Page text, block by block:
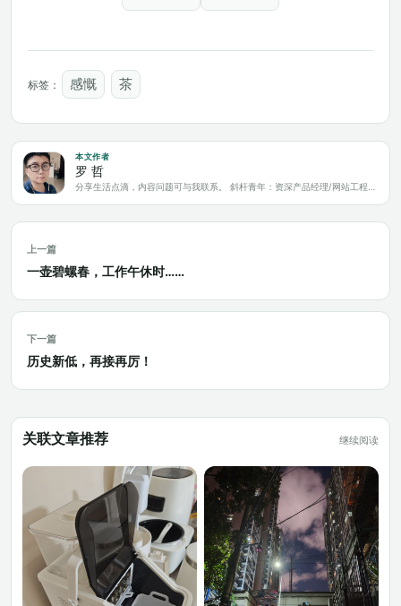
标签： 感慨 茶
本文作者
罗 哲
上一篇
一壶碧螺春，工作午休时……
下一篇
历史新低，再接再厉！
关联文章推荐 继续阅读